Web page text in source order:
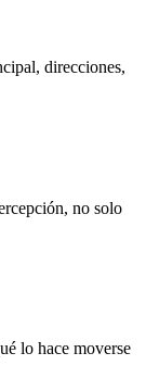
direcciones,
no solo
lo hace moverse